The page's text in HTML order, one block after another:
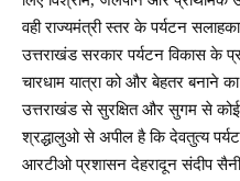
वही राज्यमंत्री स्तर के पर्यटन
उत्तराखंड सरकार पर्यटन विकास के
चारधाम यात्रा को और बेहतर बनाने
उत्तराखंड से सुरक्षित और सुगम से
श्रद्धालुओ से अपील है कि देवतुत्य
आरटीओ प्रशासन देहरादून संदीप सैनी ने